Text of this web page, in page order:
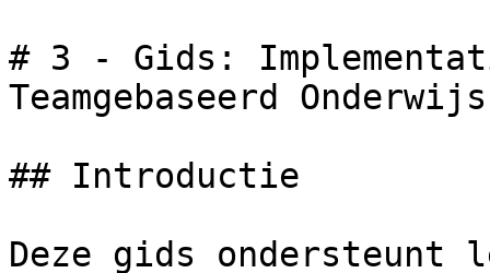
# 3 - Gids:
Teamgebaseerd Onderwijs
## Introductie
Deze gids